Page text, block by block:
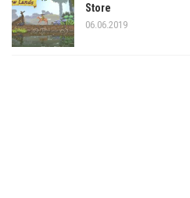
Store
06.06.2019